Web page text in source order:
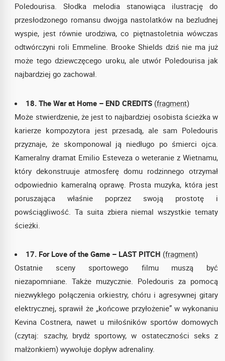
Poledourisa. Słodka melodia stanowiąca ilustrację do
przesłodzonego romansu dwojga nastolatków na bezludnej
wyspie, jest równie urodziwa, co piętnastoletnia wówczas
odtwórczyni roli Emmeline. Brooke Shields dziś nie ma już
może tego dziewczęcego uroku, ale utwór Poledourisa jak
najbardziej go zachował.
18. The War at Home – END CREDITS (fragment)
Może stwierdzenie, że jest to najbardziej osobista ścieżka w
karierze kompozytora jest przesadą, ale sam Poledouris
przyznaje, że skomponowal ją niedługo po śmierci ojca.
Kameralny dramat Emilio Esteveza o weteranie z Wietnamu,
który dekonstruuje atmosferę domu rodzinnego otrzymał
odpowiednio kameralną oprawę. Prosta muzyka, która jest
poruszająca właśnie poprzez swoją prostotę i
powściągliwość. Ta suita zbiera niemal wszystkie tematy
ścieżki.
17. For Love of the Game – LAST PITCH (fragment)
Ostatnie sceny sportowego filmu muszą być
niezapomniane. Także muzycznie. Poledouris za pomocą
niezwykłego połączenia orkiestry, chóru i agresywnej gitary
elektrycznej, sprawił że „końcowe przyłożenie” w wykonaniu
Kevina Costnera, nawet u miłośników sportów domowych
(czytaj: szachy, brydż sportowy, w ostateczności seks z
małżonkiem) wywołuje dopływ adrenaliny.